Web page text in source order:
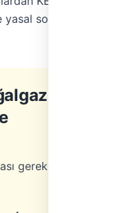
sorumluluk
gereken